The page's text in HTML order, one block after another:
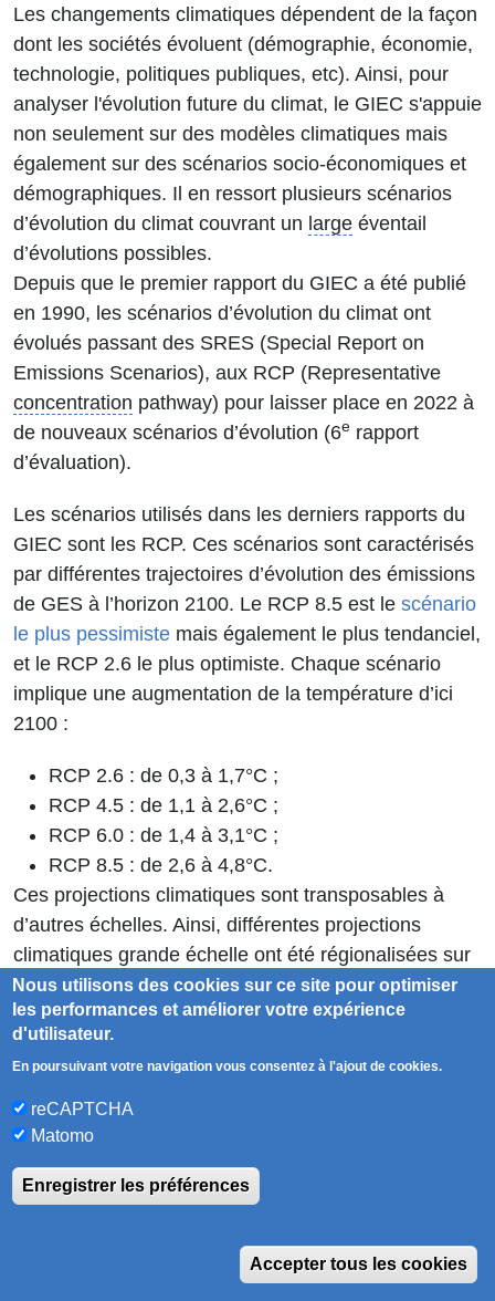
Les changements climatiques dépendent de la façon
dont les sociétés évoluent (démographie, économie,
technologie, politiques publiques, etc). Ainsi, pour
analyser l'évolution future du climat, le GIEC s'appuie
non seulement sur des modèles climatiques mais
également sur des scénarios socio-économiques et
démographiques. Il en ressort plusieurs scénarios
d’évolution du climat couvrant un large éventail
d’évolutions possibles.
Depuis que le premier rapport du GIEC a été publié
en 1990, les scénarios d’évolution du climat ont
évolués passant des SRES (Special Report on
Emissions Scenarios), aux RCP (Representative
concentration pathway) pour laisser place en 2022 à
de nouveaux scénarios d’évolution (6e rapport
d’évaluation).
Les scénarios utilisés dans les derniers rapports du
GIEC sont les RCP. Ces scénarios sont caractérisés
par différentes trajectoires d’évolution des émissions
de GES à l’horizon 2100. Le RCP 8.5 est le scénario
le plus pessimiste mais également le plus tendanciel,
et le RCP 2.6 le plus optimiste. Chaque scénario
implique une augmentation de la température d’ici
2100 :
RCP 2.6 : de 0,3 à 1,7°C ;
RCP 4.5 : de 1,1 à 2,6°C ;
RCP 6.0 : de 1,4 à 3,1°C ;
RCP 8.5 : de 2,6 à 4,8°C.
Ces projections climatiques sont transposables à
d’autres échelles. Ainsi, différentes projections
climatiques grande échelle ont été régionalisées sur
les bassins hydrographiques français. Les impacts
sur les besoins et laressource en eauont été
évalués afin de créer une stratégie d’adaptation et
d’atténuation auchangement climatiquespécifique
au territoire comme dans les projets Adour 2050 ou
Explore 2070.
en anglais) et en savoir plus sur
ses missions et sur les derniers
Nous utilisons des cookies sur ce site pour optimiser
les performances et améliorer votre expérience
d'utilisateur.
En poursuivant votre navigation vous consentez à l'ajout de cookies.
reCAPTCHA
Matomo
Enregistrer les préférences
Accepter tous les cookies